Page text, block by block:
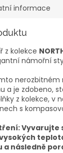
informace
z kolekce
námořní
nerozbitném
a je zdobeno,
z kolekce, v
s
Vyvarujte
následně